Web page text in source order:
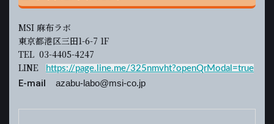
MSI 麻布ラボ
東京都港区三田1-6-7 1F
TEL 03-4405-4247
LINE
https://page.line.me/325nmvht?openQrModal=true
E-mail azabu-labo@msi-co.jp